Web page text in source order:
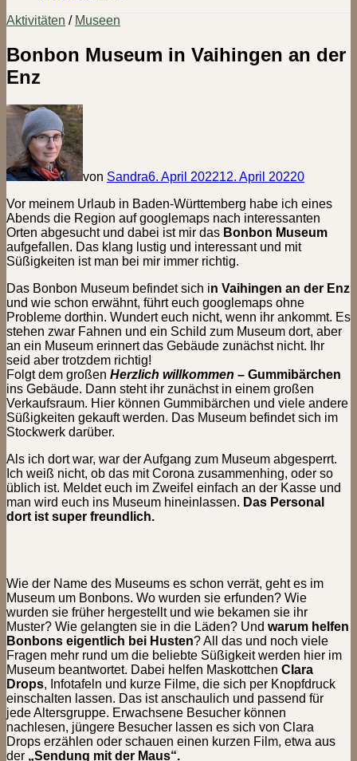
Aktivitäten / Museen
Bonbon Museum in Vaihingen an der
Enz
von Sandra6. April 202212. April 20220
Vor meinem Urlaub in Baden-Württemberg habe ich eines
Abends die Region auf googlemaps nach interessanten
Orten abgesucht und dabei ist mir das Bonbon Museum
aufgefallen. Das klang lustig und interessant und mit
Süßigkeiten ist man bei mir immer richtig.
Das Bonbon Museum befindet sich in Vaihingen an der Enz
und wie schon erwähnt, führt euch googlemaps ohne
Probleme dorthin. Wundert euch nicht, wenn ihr ankommt. Es
stehen zwar Fahnen und ein Schild zum Museum dort, aber
an ein Museum erinnert das Gebäude zunächst nicht. Ihr
seid aber trotzdem richtig!
Folgt dem großen Herzlich willkommen – Gummibärchen
ins Gebäude. Dann steht ihr zunächst in einem großen
Verkaufsraum. Hier können Gummibärchen und viele andere
Süßigkeiten gekauft werden. Das Museum befindet sich im
Stockwerk darüber.
Als ich dort war, war der Aufgang zum Museum abgesperrt.
Ich weiß nicht, ob das mit Corona zusammenhing, oder so
üblich ist. Meldet euch im Zweifel einfach an der Kasse und
man wird euch ins Museum hineinlassen. Das Personal
dort ist super freundlich.
Wie der Name des Museums es schon verrät, geht es im
Museum um Bonbons. Wo wurden sie erfunden? Wie
wurden sie früher hergestellt und wie bekamen sie ihr
Muster? Wie gelangten sie in die Läden? Und warum helfen
Bonbons eigentlich bei Husten? All das und noch viele
Fragen mehr rund um die beliebte Süßigkeit werden hier im
Museum beantwortet. Dabei helfen Maskottchen Clara
Drops, Infotafeln und kurze Filme, die sich per Knopfdruck
einschalten lassen. Das ist anschaulich und passend für
jede Altersgruppe. Erwachsene Besucher können
nachlesen, jüngere Besucher lassen es sich von Clara
Drops erzählen oder schauen einen kurzen Film, etwa aus
der „Sendung mit der Maus“.